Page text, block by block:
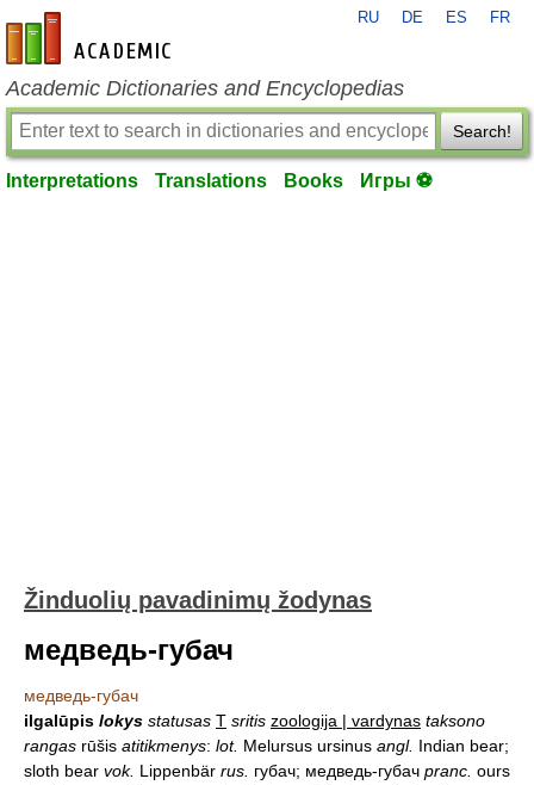
en-academic.com
RU DE ES FR
Academic Dictionaries and Encyclopedias
Search!
Interpretations Translations Books Игры ⚽
Žinduolių pavadinimų žodynas
медведь-губач
медведь-губач
ilgalūpis lokys statusas T sritis zoologija | vardynas taksono
rangas rūšis atitikmenys: lot. Melursus ursinus angl. Indian bear;
sloth bear vok. Lippenbär rus. губач; медведь-губач pranc. ours